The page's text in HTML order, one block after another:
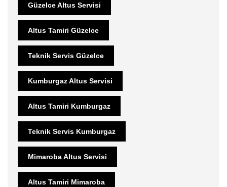
Güzelce Altus Servisi
Altus Tamiri Güzelce
Teknik Servis Güzelce
Kumburgaz Altus Servisi
Altus Tamiri Kumburgaz
Teknik Servis Kumburgaz
Mimaroba Altus Servisi
Altus Tamiri Mimaroba